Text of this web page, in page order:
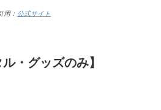
用： 公式サイト
・グッズのみ】